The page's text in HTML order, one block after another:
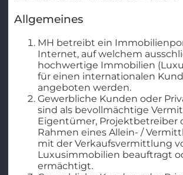
Allgemeines
MH betreibt ein
Internet, auf welchem
hochwertige Immobilien
für einen internationalen
angeboten werden.
Gewerbliche Kunden oder
sind als bevollmächtige
Eigentümer, Projektbetreiber
Rahmen eines Allein- /
mit der Verkaufsvermittlung
Luxusimmobilien beauftragt
ermächtigt.